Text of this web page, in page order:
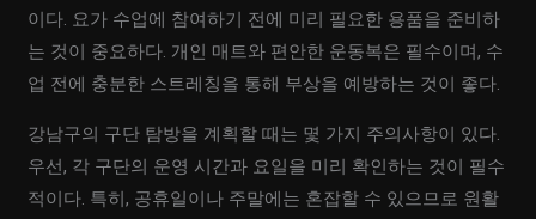
이다. 요가 수업에 참여하기 전에 미리 필요한 용품을 준비하
는 것이 중요하다. 개인 매트와 편안한 운동복은 필수이며, 수
업 전에 충분한 스트레칭을 통해 부상을 예방하는 것이 좋다.
강남구의 구단 탐방을 계획할 때는 몇 가지 주의사항이 있다.
우선, 각 구단의 운영 시간과 요일을 미리 확인하는 것이 필수
적이다. 특히, 공휴일이나 주말에는 혼잡할 수 있으므로 원활